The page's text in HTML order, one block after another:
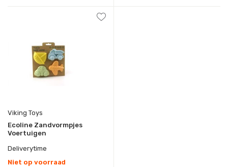
Viking Toys
Ecoline Zandvormpjes
Voertuigen
Deliverytime
Niet op voorraad